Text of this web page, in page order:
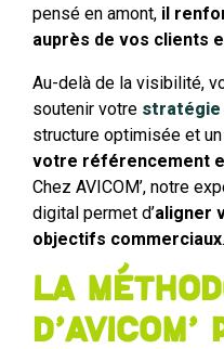
pensé en amont, il
auprès de vos clients
Au-delà de la visibilité,
soutenir votre stratégie
structure optimisée et
votre référencement
Chez AVICOM’, notre
digital permet d’aligner
objectifs commerciaux.
La